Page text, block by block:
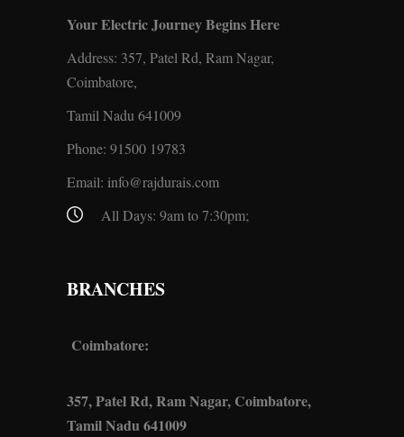
Your Electric Journey Begins Here
Address: 357, Patel Rd, Ram Nagar,
Coimbatore,
Tamil Nadu 641009
Phone: 91500 19783
Email: info@rajdurais.com
All Days: 9am to 7:30pm;
BRANCHES
Coimbatore:
357, Patel Rd, Ram Nagar, Coimbatore,
Tamil Nadu 641009